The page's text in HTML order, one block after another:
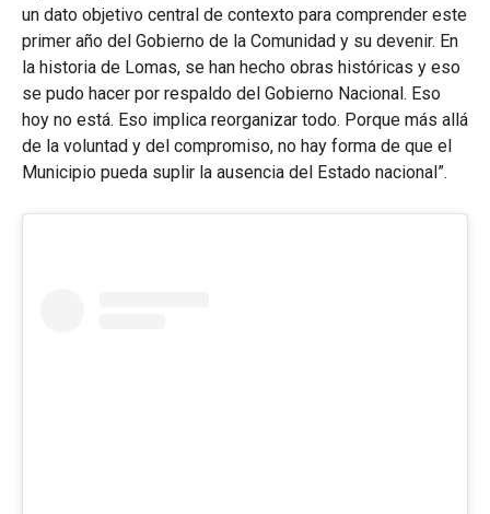
un dato objetivo central de contexto para comprender este
primer año del Gobierno de la Comunidad y su devenir. En
la historia de Lomas, se han hecho obras históricas y eso
se pudo hacer por respaldo del Gobierno Nacional. Eso
hoy no está. Eso implica reorganizar todo. Porque más allá
de la voluntad y del compromiso, no hay forma de que el
Municipio pueda suplir la ausencia del Estado nacional”.